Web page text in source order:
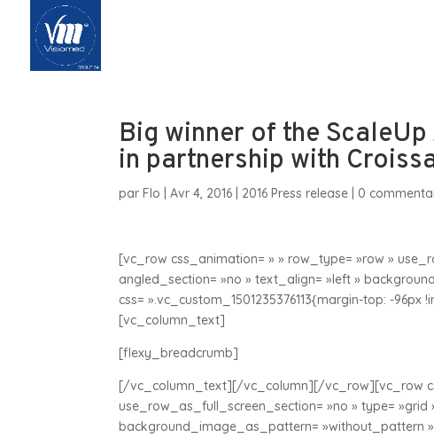
Big winner of the
in partnership with
parFlo |Avr 4, 2016 2016 Press release 0
[vc_row css_animation= » » row_type= »row »
angled_section= »no » text_align= »left »
css= ».vc_custom_1501235376113{margin-top: -
[vc_column_text]
[flexy_breadcrumb]
[/vc_column_text][/vc_column][/vc_row][vc_row
use_row_as_full_screen_section= »no » type=
background_image_as_pattern= »without_pattern